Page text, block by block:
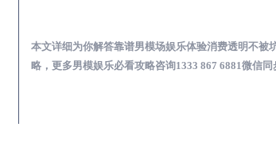
本文详细为你解答靠谱男模场娱乐体验消费透明不被
略，更多男模娱乐必看攻略咨询1333 867 6881微信同